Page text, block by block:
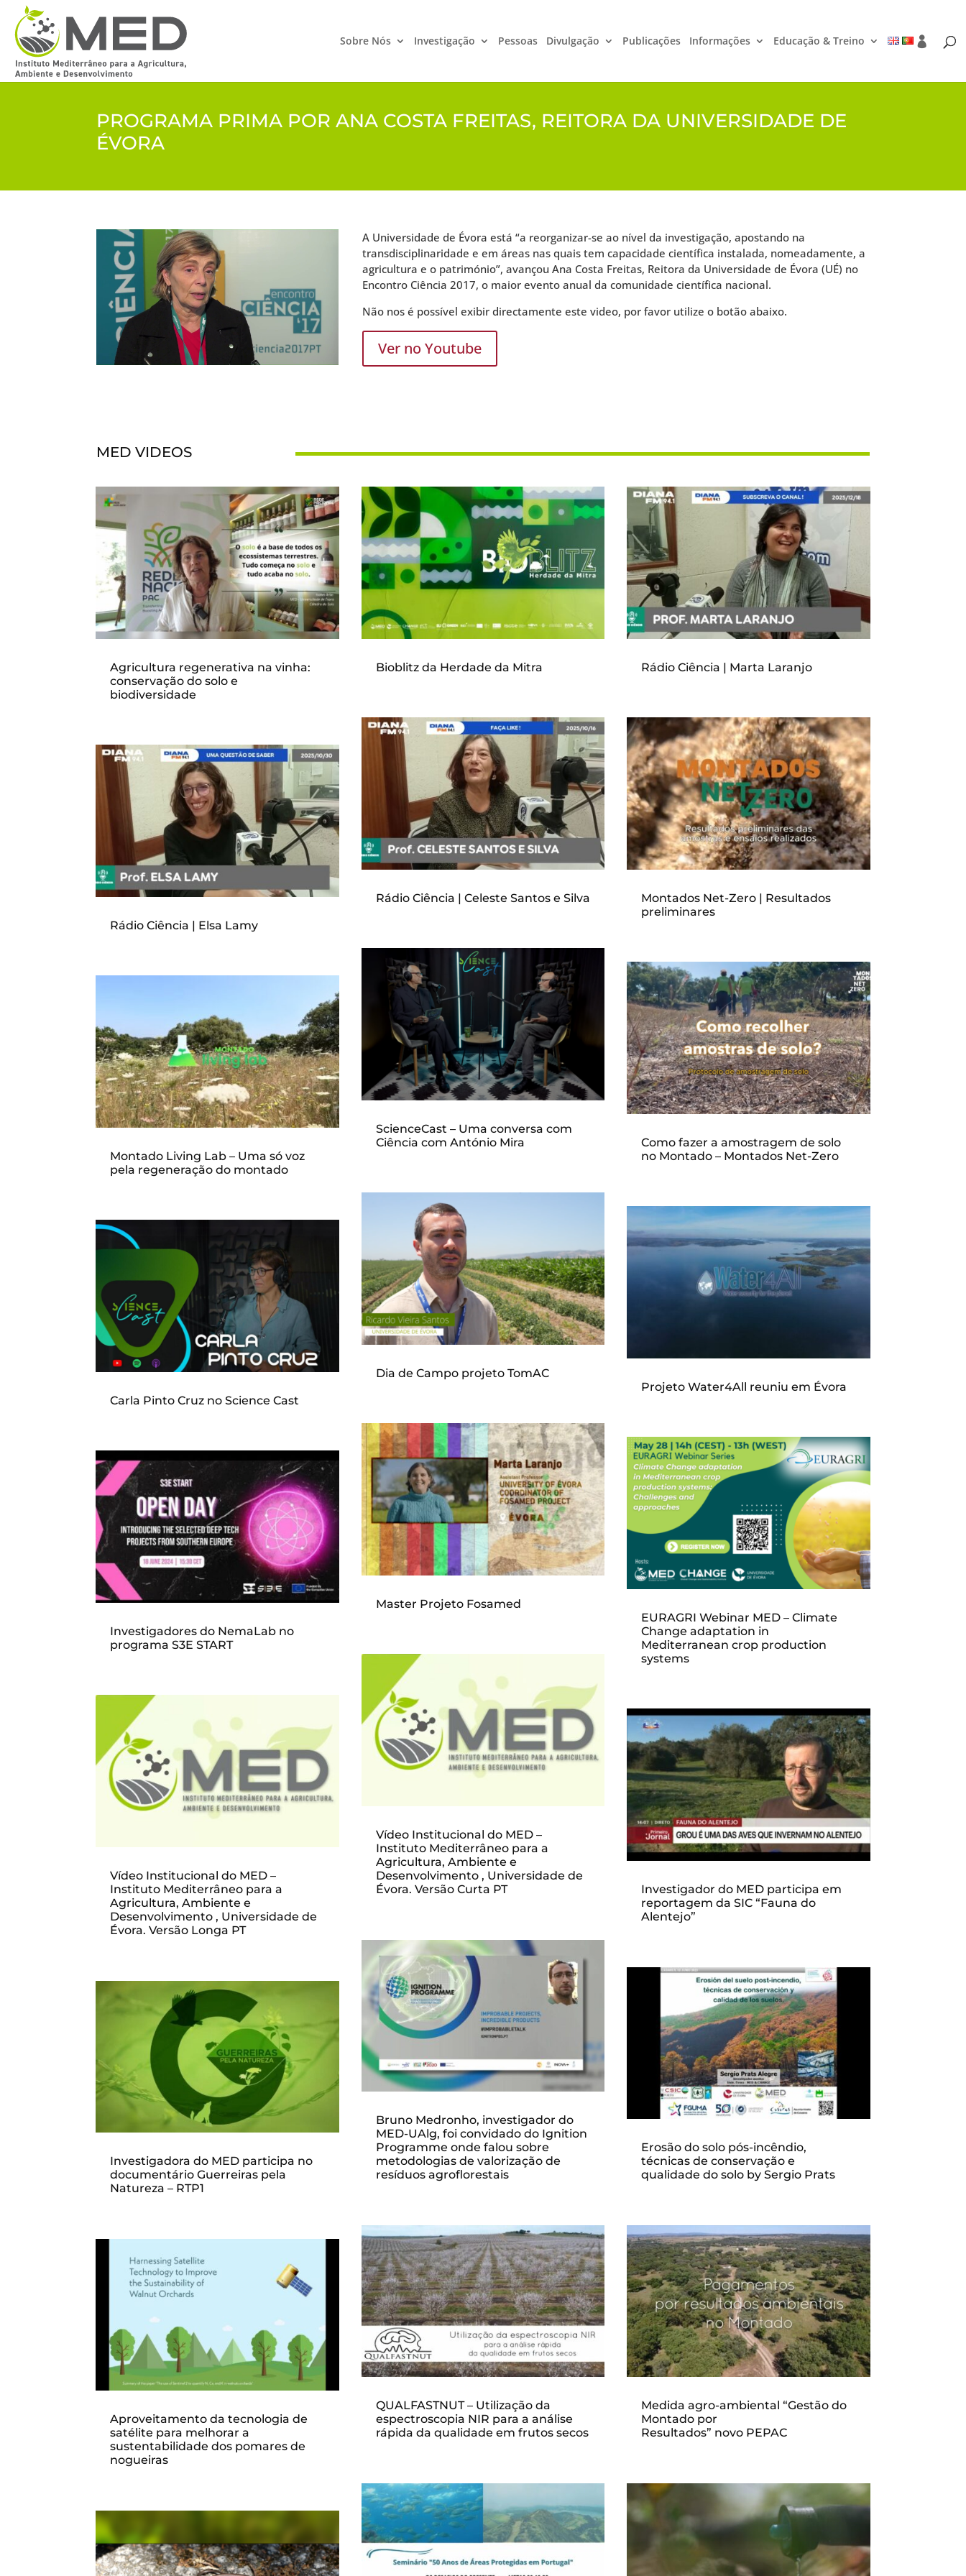
Sobre Nós Investigação Pessoas Divulgação Publicações Informações Educação & Treino
PROGRAMA PRIMA POR ANA COSTA FREITAS, REITORA DA UNIVERSIDADE DE
ÉVORA
A Universidade de Évora está “a reorganizar-se ao nível da investigação, apostando na
transdisciplinaridade e em áreas nas quais tem capacidade científica instalada, nomeadamente, a
agricultura e o património”, avançou Ana Costa Freitas, Reitora da Universidade de Évora (UÉ) no
Encontro Ciência 2017, o maior evento anual da comunidade científica nacional.
Não nos é possível exibir directamente este video, por favor utilize o botão abaixo.
Ver no Youtube
MED VIDEOS
Agricultura regenerativa na vinha:
conservação do solo e
biodiversidade
Rádio Ciência | Elsa Lamy
Montado Living Lab – Uma só voz
pela regeneração do montado
Carla Pinto Cruz no Science Cast
Investigadores do NemaLab no
programa S3E START
Vídeo Institucional do MED –
Instituto Mediterrâneo para a
Agricultura, Ambiente e
Desenvolvimento , Universidade de
Évora. Versão Longa PT
Investigadora do MED participa no
documentário Guerreiras pela
Natureza – RTP1
Aproveitamento da tecnologia de
satélite para melhorar a
sustentabilidade dos pomares de
nogueiras
Bioblitz da Herdade da Mitra
Rádio Ciência | Celeste Santos e Silva
ScienceCast – Uma conversa com
Ciência com António Mira
Dia de Campo projeto TomAC
Master Projeto Fosamed
Vídeo Institucional do MED –
Instituto Mediterrâneo para a
Agricultura, Ambiente e
Desenvolvimento , Universidade de
Évora. Versão Curta PT
Bruno Medronho, investigador do
MED-UAlg, foi convidado do Ignition
Programme onde falou sobre
metodologias de valorização de
resíduos agroflorestais
QUALFASTNUT – Utilização da
espectroscopia NIR para a análise
rápida da qualidade em frutos secos
Rádio Ciência | Marta Laranjo
Montados Net-Zero | Resultados
preliminares
Como fazer a amostragem de solo
no Montado – Montados Net-Zero
Projeto Water4All reuniu em Évora
EURAGRI Webinar MED – Climate
Change adaptation in
Mediterranean crop production
systems
Investigador do MED participa em
reportagem da SIC “Fauna do
Alentejo”
Erosão do solo pós-incêndio,
técnicas de conservação e
qualidade do solo by Sergio Prats
Medida agro-ambiental “Gestão do
Montado por
Resultados” novo PEPAC